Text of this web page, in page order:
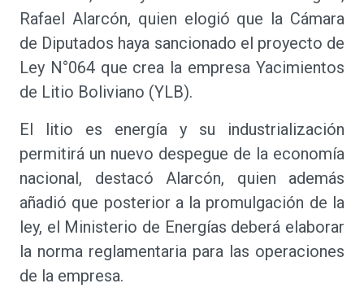
Rafael Alarcón, quien elogió que la Cámara
de Diputados haya sancionado el proyecto de
Ley N°064 que crea la empresa Yacimientos
de Litio Boliviano (YLB).
El litio es energía y su industrialización
permitirá un nuevo despegue de la economía
nacional, destacó Alarcón, quien además
añadió que posterior a la promulgación de la
ley, el Ministerio de Energías deberá elaborar
la norma reglamentaria para las operaciones
de la empresa.